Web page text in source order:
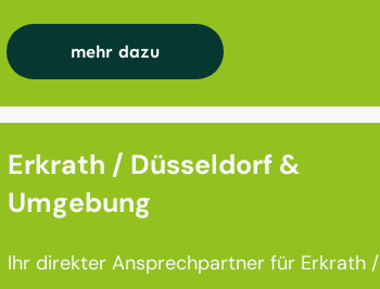
mehr dazu
Erkrath / Düsseldorf &
Umgebung
Ihr direkter Ansprechpartner für Erkrath /